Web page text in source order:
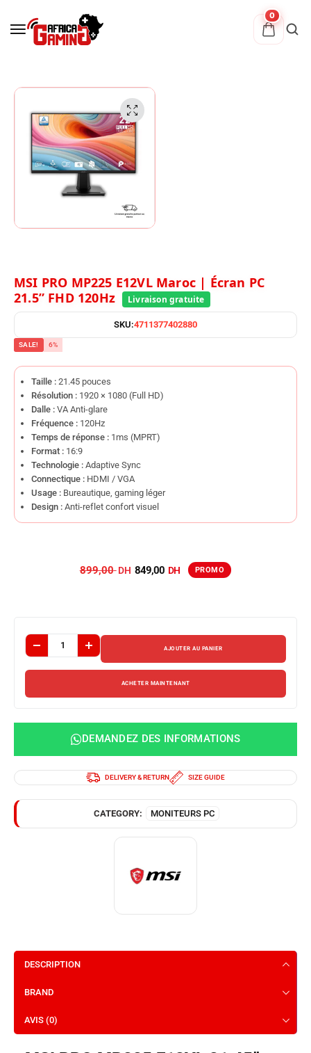
0
MSI PRO MP225 E12VL Maroc | Écran PC
21.5” FHD 120Hz
SKU:4711377402880
SALE! 6%
Taille : 21.45 pouces
Résolution : 1920 × 1080 (Full HD)
Dalle : VA Anti-glare
Fréquence : 120Hz
Temps de réponse : 1ms (MPRT)
Format : 16:9
Technologie : Adaptive Sync
Connectique : HDMI / VGA
Usage : Bureautique, gaming léger
Design : Anti-reflet confort visuel
899,00 849,00
AJOUTER AU PANIER
ACHETER MAINTENANT
DEMANDEZ DES INFORMATIONS
DELIVERY & RETURN SIZE GUIDE
CATEGORY: MONITEURS PC
DESCRIPTION
BRAND
AVIS (0)